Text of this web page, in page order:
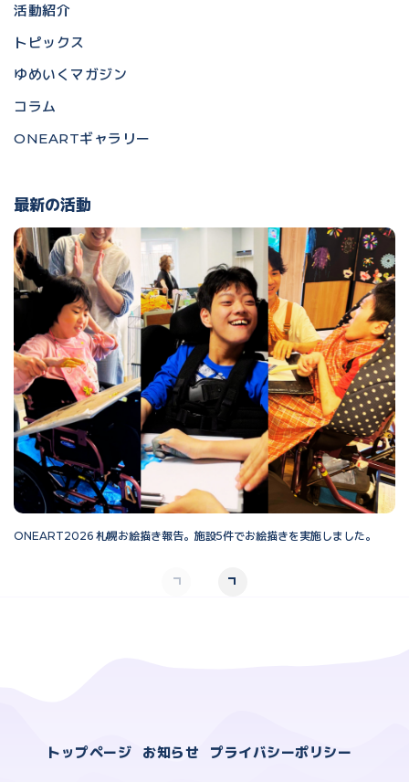
活動紹介
トピックス
ゆめいくマガジン
コラム
ONEARTギャラリー
最新の活動
ONEART2026 札幌お絵描き報告。施設5件でお絵描きを実施しました。
トップページ お知らせ プライバシーポリシー